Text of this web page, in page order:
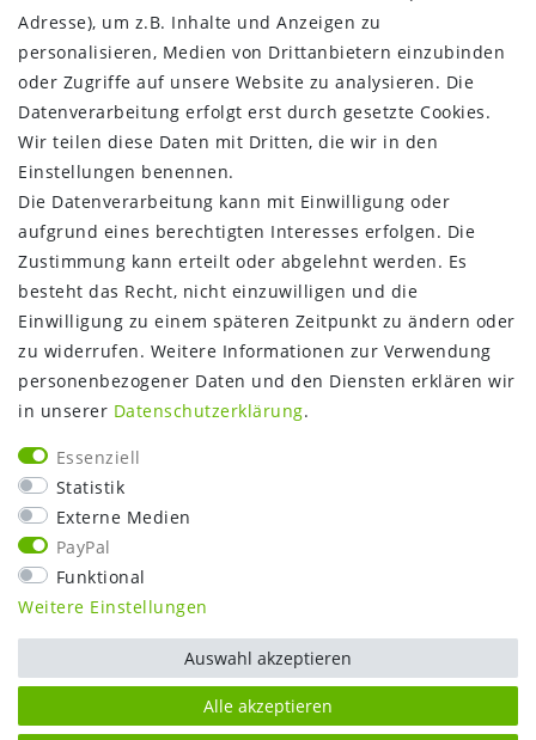
Kontakt
Vertrag widerrufen
INFORMATIONEN:
Zahlungsinformationen
Versandinformationen
Über uns
Gutschein
NEWS
Google Maps
Kundenbewertungen
Kontakt
Mein Konto
Warenkorb
Kasse
Vorteile
Adresse), um z.B. Inhalte und Anzeigen zu
personalisieren, Medien von Drittanbietern einzubinden
oder Zugriffe auf unsere Website zu analysieren. Die
Datenverarbeitung erfolgt erst durch gesetzte Cookies.
Wir teilen diese Daten mit Dritten, die wir in den
Einstellungen benennen.
Die Datenverarbeitung kann mit Einwilligung oder
aufgrund eines berechtigten Interesses erfolgen. Die
Zustimmung kann erteilt oder abgelehnt werden. Es
besteht das Recht, nicht einzuwilligen und die
Einwilligung zu einem späteren Zeitpunkt zu ändern oder
zu widerrufen. Weitere Informationen zur Verwendung
personenbezogener Daten und den Diensten erklären wir
in unserer Daten­schutz­erklärung.
Essenziell
Statistik
Externe Medien
PayPal
Funktional
Weitere Einstellungen
Alle akzeptieren
Auswahl akzeptieren